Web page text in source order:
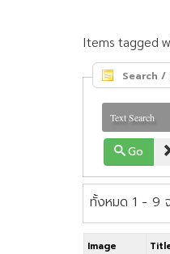
Items tagged
Search
Text Search
Go
ทั้งหมด 1 - 9
Image